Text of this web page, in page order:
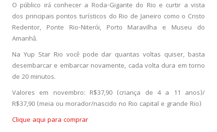
O público irá conhecer a Roda-Gigante do Rio e curtir a vista
dos principais pontos turísticos do Rio de Janeiro como o Cristo
Redentor, Ponte Rio-Niterói, Porto Maravilha e Museu do
Amanhã.
Na Yup Star Rio você pode dar quantas voltas quiser, basta
desembarcar e embarcar novamente, cada volta dura em torno
de 20 minutos.
Valores em novembro: R$37,90 (criança de 4 a 11 anos)/
R$37,90 (meia ou morador/nascido no Rio capital e grande Rio)
Clique aqui para comprar